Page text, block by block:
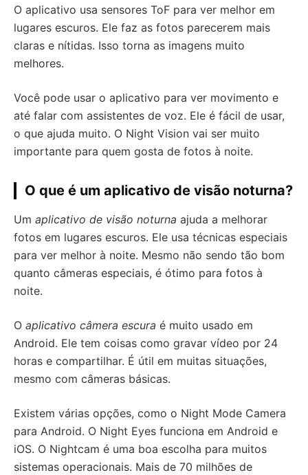
O aplicativo usa sensores ToF para ver melhor em
lugares escuros. Ele faz as fotos parecerem mais
claras e nítidas. Isso torna as imagens muito
melhores.
Você pode usar o aplicativo para ver movimento e
até falar com assistentes de voz. Ele é fácil de usar,
o que ajuda muito. O Night Vision vai ser muito
importante para quem gosta de fotos à noite.
O que é um aplicativo de visão noturna?
Um aplicativo de visão noturna ajuda a melhorar
fotos em lugares escuros. Ele usa técnicas especiais
para ver melhor à noite. Mesmo não sendo tão bom
quanto câmeras especiais, é ótimo para fotos à
noite.
O aplicativo câmera escura é muito usado em
Android. Ele tem coisas como gravar vídeo por 24
horas e compartilhar. É útil em muitas situações,
mesmo com câmeras básicas.
Existem várias opções, como o Night Mode Camera
para Android. O Night Eyes funciona em Android e
iOS. O Nightcam é uma boa escolha para muitos
sistemas operacionais. Mais de 70 milhões de